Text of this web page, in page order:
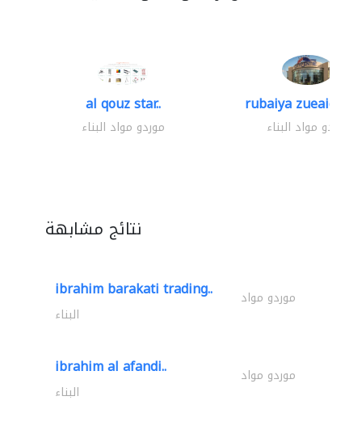
al qouz star..
موردو مواد البناء
rubaiya zueaid
موردو مواد البناء
نتائج مشابهة
ibrahim barakati trading.. موردو مواد
البناء
ibrahim al afandi.. موردو مواد
البناء